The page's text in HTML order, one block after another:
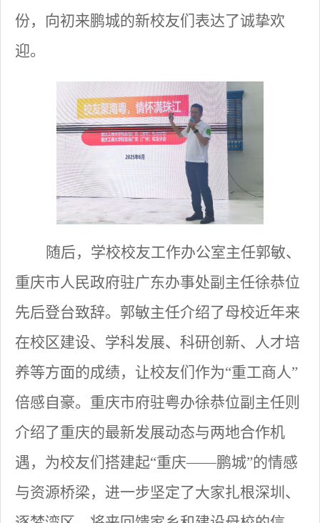
份，向初来鹏城的新校友们表达了诚挚欢
迎。
随后，学校校友工作办公室主任郭敏、
重庆市人民政府驻广东办事处副主任徐恭位
先后登台致辞。郭敏主任介绍了母校近年来
在校区建设、学科发展、科研创新、人才培
养等方面的成绩，让校友们作为“重工商人”
倍感自豪。重庆市府驻粤办徐恭位副主任则
介绍了重庆的最新发展动态与两地合作机
遇，为校友们搭建起“重庆——鹏城”的情感
与资源桥梁，进一步坚定了大家扎根深圳、